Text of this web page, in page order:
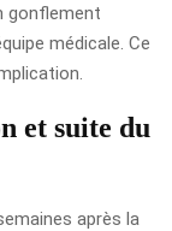
gonflement
médicale. Ce
et suite du
après la